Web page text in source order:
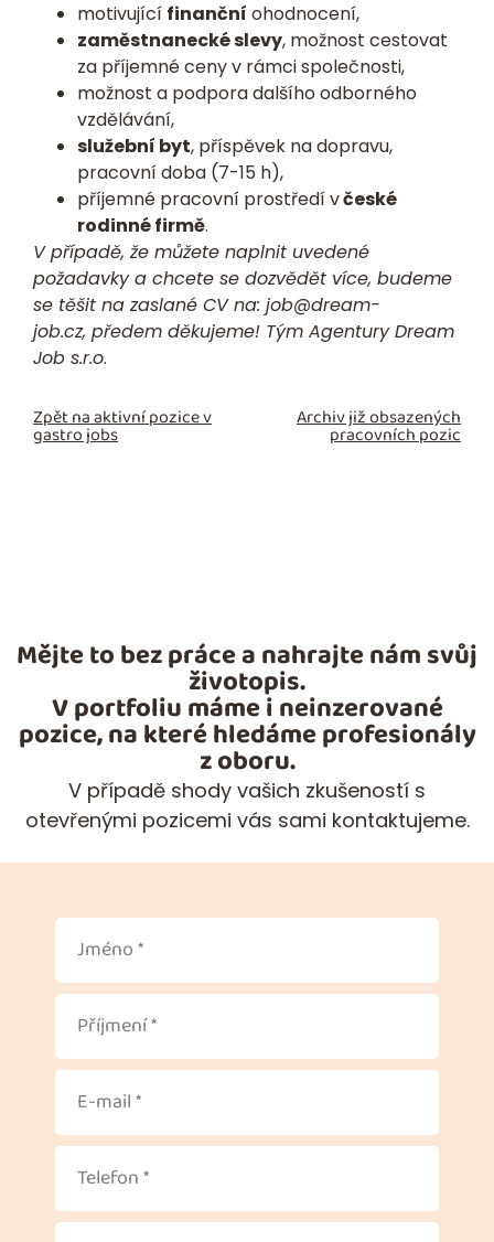
motivující finanční ohodnocení,
zaměstnanecké slevy, možnost cestovat
za příjemné ceny v rámci společnosti,
možnost a podpora dalšího odborného
vzdělávání,
služební byt, příspěvek na dopravu,
pracovní doba (7-15 h),
příjemné pracovní prostředí včeské
rodinné firmě.
V případě, že můžete naplnit uvedené
požadavky a chcete se dozvědět více, budeme
se těšit na zaslané CVna: job@dream-
job.cz, předem děkujeme! Tým Agentury Dream
Job s.r.o.
Zpět na aktivní pozice v
gastro jobs
Archiv již obsazených
pracovních pozic
Mějte to bez práce a nahrajte nám svůj
životopis.
V portfoliu máme i neinzerované
pozice, na které hledáme profesionály
z oboru.
V případě shody vašich zkušeností s
otevřenými pozicemi vás sami kontaktujeme.